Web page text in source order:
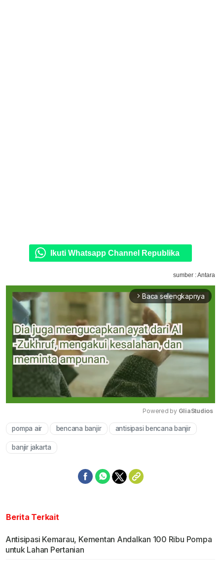
Ikuti Whatsapp Channel Republika
sumber : Antara
arrow_forward_ios Baca selengkapnya
Mute
Powered by GliaStudios
pompa air bencana banjir antisipasi bencana banjir
banjir jakarta
Berita Terkait
Antisipasi Kemarau, Kementan Andalkan 100 Ribu Pompa
untuk Lahan Pertanian